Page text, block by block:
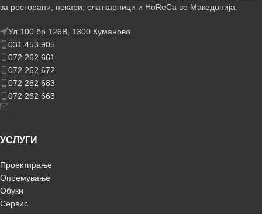
за ресторани, пекари, слаткарници и HoReCa во Македонија.
Ул.100 бр.126В, 1300 Куманово
031 453 905
072 262 661
072 262 672
072 262 683
072 262 663
УСЛУГИ
Проектирање
Опремување
Обуки
Сервис